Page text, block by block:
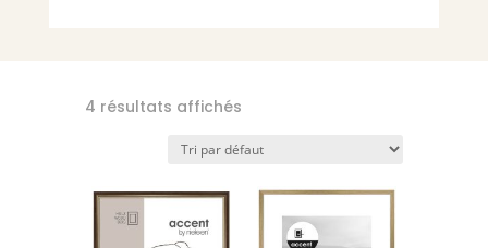
4 résultats affichés